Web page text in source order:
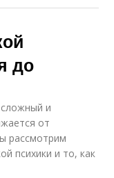
до
сложный и
от
рассмотрим
психики и то, как